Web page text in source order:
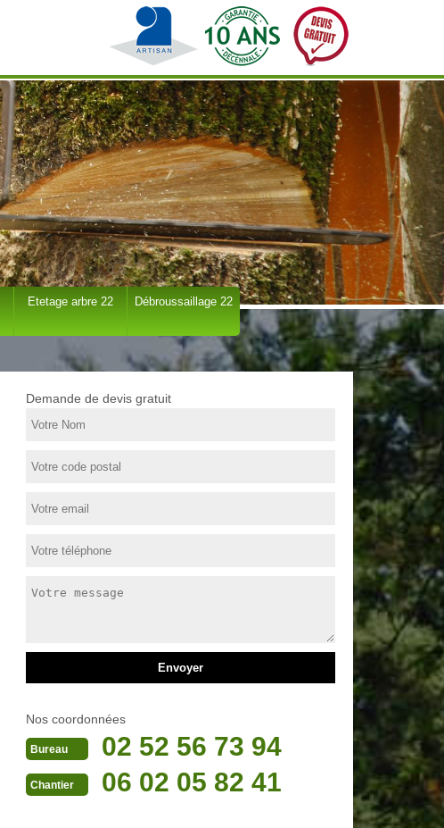
Etetage arbre 22 Débroussaillage 22
Demande de devis gratuit
Nos coordonnées
Bureau 02 52 56 73 94
Chantier 06 02 05 82 41